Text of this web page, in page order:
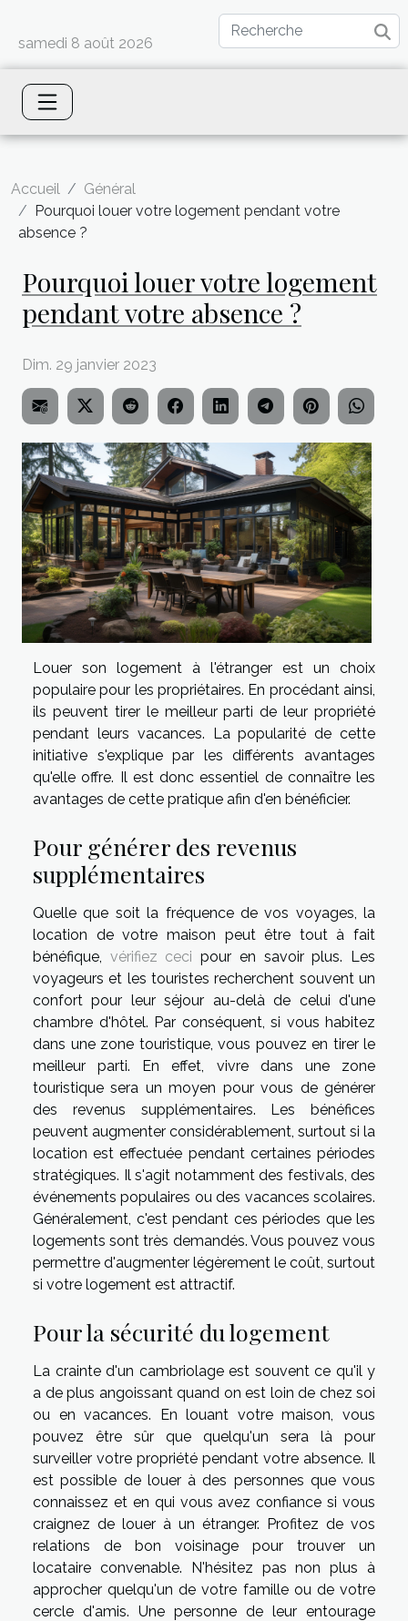
samedi 8 août 2026
Accueil
Général
Pourquoi louer votre logement pendant votre
absence ?
Pourquoi louer votre logement
pendant votre absence ?
Dim. 29 janvier 2023
Louer son logement à l'étranger est un choix
populaire pour les propriétaires. En procédant ainsi,
ils peuvent tirer le meilleur parti de leur propriété
pendant leurs vacances. La popularité de cette
initiative s'explique par les différents avantages
qu'elle offre. Il est donc essentiel de connaître les
avantages de cette pratique afin d'en bénéficier.
Pour générer des revenus
supplémentaires
Quelle que soit la fréquence de vos voyages, la
location de votre maison peut être tout à fait
bénéfique, vérifiez ceci pour en savoir plus. Les
voyageurs et les touristes recherchent souvent un
confort pour leur séjour au-delà de celui d'une
chambre d'hôtel. Par conséquent, si vous habitez
dans une zone touristique, vous pouvez en tirer le
meilleur parti. En effet, vivre dans une zone
touristique sera un moyen pour vous de générer
des revenus supplémentaires. Les bénéfices
peuvent augmenter considérablement, surtout si la
location est effectuée pendant certaines périodes
stratégiques. Il s'agit notamment des festivals, des
événements populaires ou des vacances scolaires.
Généralement, c'est pendant ces périodes que les
logements sont très demandés. Vous pouvez vous
permettre d'augmenter légèrement le coût, surtout
si votre logement est attractif.
Pour la sécurité du logement
La crainte d'un cambriolage est souvent ce qu'il y
a de plus angoissant quand on est loin de chez soi
ou en vacances. En louant votre maison, vous
pouvez être sûr que quelqu'un sera là pour
surveiller votre propriété pendant votre absence. Il
est possible de louer à des personnes que vous
connaissez et en qui vous avez confiance si vous
craignez de louer à un étranger. Profitez de vos
relations de bon voisinage pour trouver un
locataire convenable. N'hésitez pas non plus à
approcher quelqu'un de votre famille ou de votre
cercle d'amis. Une personne de leur entourage